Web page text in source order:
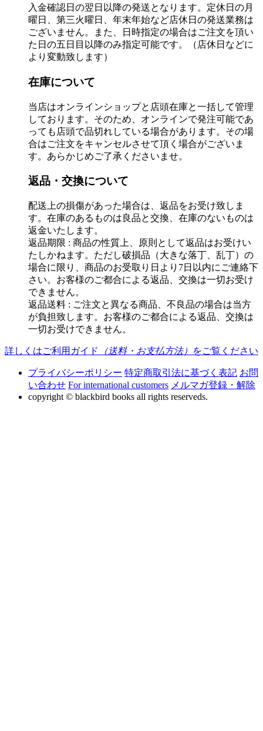
入金確認日の翌日以降の発送となります。定休日の月
曜日、第三火曜日、年末年始など店休日の発送業務は
ございません。また、日時指定の場合はご注文を頂い
た日の五日目以降のみ指定可能です。（店休日などに
より変動致します）
在庫について
当店はオンラインショップと店頭在庫と一括して管理
しております。そのため、オンラインで発注可能であ
っても店頭で品切れしている場合があります。その場
合はご注文をキャンセルさせて頂く場合がございま
す。あらかじめご了承くださいませ。
返品・交換について
配送上の損傷があった場合は、返品をお受け致しま
す。在庫のあるものは良品と交換、在庫のないものは
返金いたします。
返品期限 : 商品の性質上、原則として返品はお受けい
たしかねます。ただし破損品（大きな落丁、乱丁）の
場合に限り、商品のお受取り日より7日以内にご連絡下
さい。お客様のご都合による返品、交換は一切お受け
できません。
返品送料 : ご注文と異なる商品、不良品の場合は当方
が負担致します。お客様のご都合による返品、交換は
一切お受けできません。
詳しくはご利用ガイド （送料・お支払方法） をご覧ください
プライバシーポリシー 特定商取引法に基づく表記 お問
い合わせ For international customers メルマガ登録・解除
copyright © blackbird books all rights reserveds.